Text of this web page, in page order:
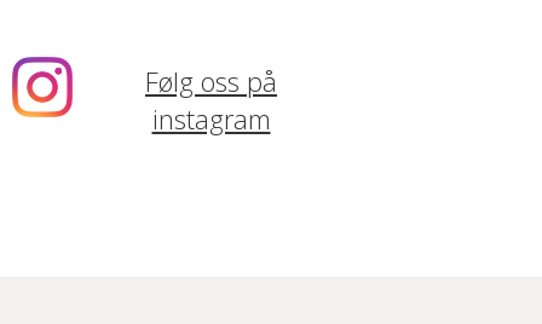
Følg oss på
instagram